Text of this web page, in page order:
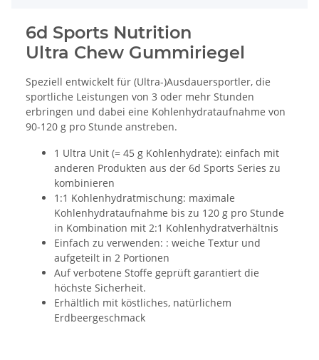
6d Sports Nutrition
Ultra Chew Gummiriegel
Speziell entwickelt für (Ultra-)Ausdauersportler, die
sportliche Leistungen von 3 oder mehr Stunden
erbringen und dabei eine Kohlenhydrataufnahme von
90-120 g pro Stunde anstreben.
1 Ultra Unit (= 45 g Kohlenhydrate): einfach mit
anderen Produkten aus der 6d Sports Series zu
kombinieren
1:1 Kohlenhydratmischung: maximale
Kohlenhydrataufnahme bis zu 120 g pro Stunde
in Kombination mit 2:1 Kohlenhydratverhältnis
Einfach zu verwenden: : weiche Textur und
aufgeteilt in 2 Portionen
Auf verbotene Stoffe geprüft garantiert die
höchste Sicherheit.
Erhältlich mit köstliches, natürlichem
Erdbeergeschmack